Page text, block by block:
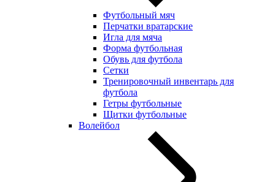
Футбольный мяч
Перчатки вратарские
Игла для мяча
Форма футбольная
Обувь для футбола
Сетки
Тренировочный инвентарь для
футбола
Гетры футбольные
Щитки футбольные
Волейбол